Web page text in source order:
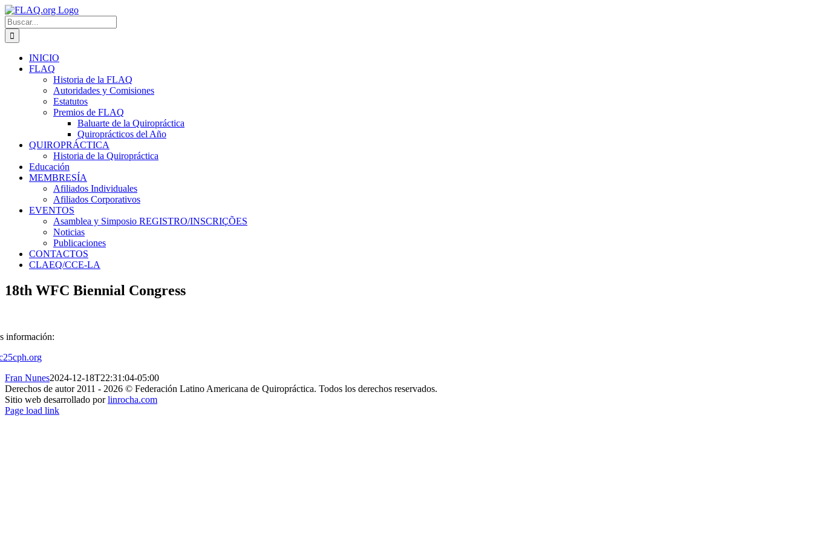
Saltar
al
contenido
Buscar:
INICIO
FLAQ
Historia de la FLAQ
Autoridades y Comisiones
Estatutos
Premios de FLAQ
Baluarte de la Quiropráctica
Quiroprácticos del Año
QUIROPRÁCTICA
Historia de la Quiropráctica
Educación
MEMBRESÍA
Afiliados Individuales
Afiliados Corporativos
EVENTOS
Asamblea y Simposio REGISTRO/INSCRIÇÕES
Noticias
Publicaciones
CONTACTOS
CLAEQ/CCE-LA
18th WFC Biennial Congress
información:
Fran Nunes2024-12-18T22:31:04-05:00
Derechos de autor 2011 - 2026 © Federación Latino Americana de Quiropráctica. Todos los derechos reservados.
Sitio web desarrollado porlinrocha.com
Facebook
Instagram
Correo
Page load link